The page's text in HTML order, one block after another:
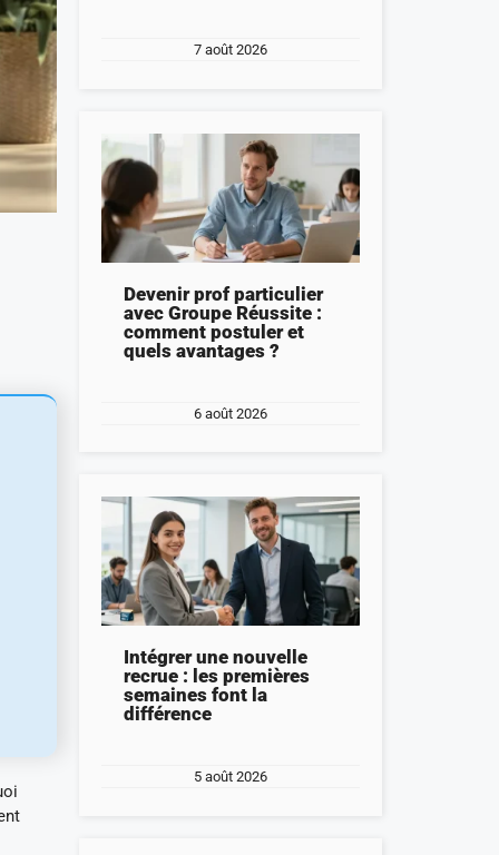
7 août 2026
Devenir prof particulier
avec Groupe Réussite :
comment postuler et
quels avantages ?
6 août 2026
Intégrer une nouvelle
recrue : les premières
semaines font la
différence
5 août 2026